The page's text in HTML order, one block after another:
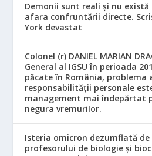
Demonii sunt reali și nu există
afara confruntării directe.
York devastat
Colonel (r) DANIEL MARIAN
General al IGSU în perioada
păcate în România, problema
responsabilităţii personale
management mai îndepărtat
negura vremurilor.
Isteria omicron dezumflată de
profesorului de biologie și